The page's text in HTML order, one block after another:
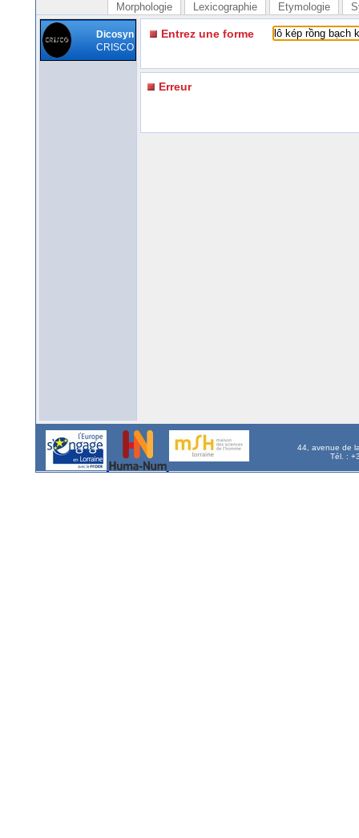
Morphologie Lexicographie Etymologie
Dicosyn
CRISCO
Entrez une forme
Erreur
44, avenue de
Tél. :